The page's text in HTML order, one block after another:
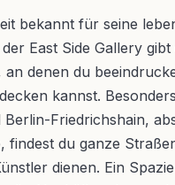
bekannt für seine
East Side Gallery gibt
an denen du
kannst.
Friedrichshain,
findest du ganze
dienen. Ein